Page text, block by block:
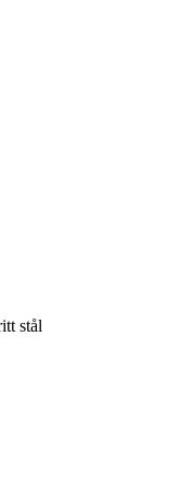
stål